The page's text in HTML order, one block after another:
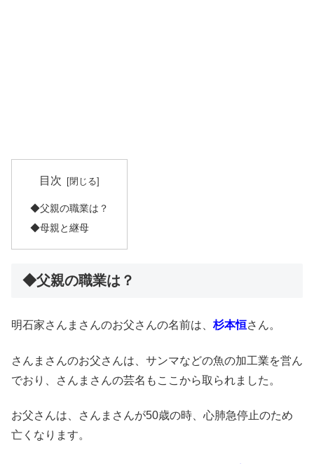
目次
◆父親の職業は？
◆母親と継母
◆父親の職業は？
明石家さんまさんのお父さんの名前は、 杉本恒さん。
さんまさんのお父さんは、サンマなどの魚の加工業を営ん
でおり、さんまさんの芸名もここから取られました。
お父さんは、さんまさんが50歳の時、心肺急停止のため
亡くなります。